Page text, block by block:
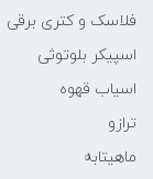
فلاسک و کتری برقی
اسپیکر بلوتوثی
اسیاب قهوه
ترازو
ماهیتابه